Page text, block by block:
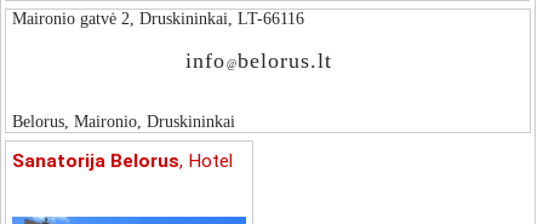
Maironio gatvė 2, Druskininkai, LT-66116
info @belorus.lt
Belorus, Maironio, Druskininkai
Sanatorija Belorus, Hotel